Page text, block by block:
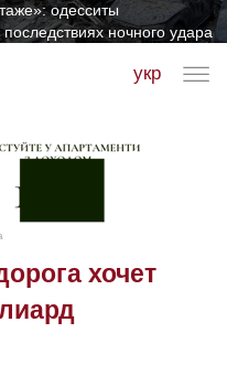
одесситы
последствиях ночного удара
укр
хочет